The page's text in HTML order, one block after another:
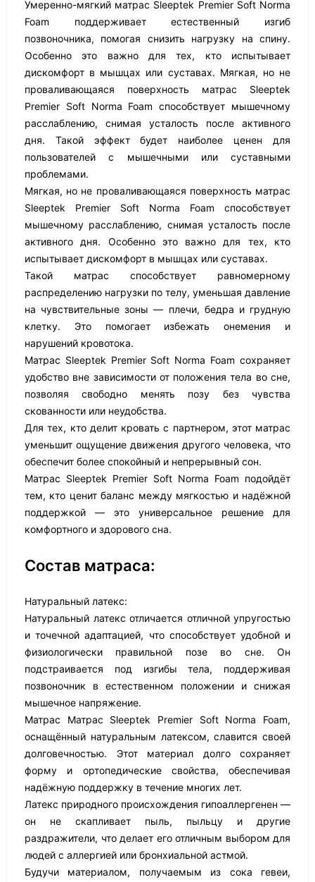
Умеренно-мягкий матрас Sleeptek Premier Soft Norma
Foam поддерживает естественный изгиб
позвоночника, помогая снизить нагрузку на спину.
Особенно это важно для тех, кто испытывает
дискомфорт в мышцах или суставах. Мягкая, но не
проваливающаяся поверхность матрас Sleeptek
Premier Soft Norma Foam способствует мышечному
расслаблению, снимая усталость после активного
дня. Такой эффект будет наиболее ценен для
пользователей с мышечными или суставными
проблемами.
Мягкая, но не проваливающаяся поверхность матрас
Sleeptek Premier Soft Norma Foam способствует
мышечному расслаблению, снимая усталость после
активного дня. Особенно это важно для тех, кто
испытывает дискомфорт в мышцах или суставах.
Такой матрас способствует равномерному
распределению нагрузки по телу, уменьшая давление
на чувствительные зоны — плечи, бедра и грудную
клетку. Это помогает избежать онемения и
нарушений кровотока.
Матрас Sleeptek Premier Soft Norma Foam сохраняет
удобство вне зависимости от положения тела во сне,
позволяя свободно менять позу без чувства
скованности или неудобства.
Для тех, кто делит кровать с партнером, этот матрас
уменьшит ощущение движения другого человека, что
обеспечит более спокойный и непрерывный сон.
Матрас Sleeptek Premier Soft Norma Foam подойдёт
тем, кто ценит баланс между мягкостью и надёжной
поддержкой — это универсальное решение для
комфортного и здорового сна.
Состав матраса:
Натуральный латекс:
Натуральный латекс отличается отличной упругостью
и точечной адаптацией, что способствует удобной и
физиологически правильной позе во сне. Он
подстраивается под изгибы тела, поддерживая
позвоночник в естественном положении и снижая
мышечное напряжение.
Матрас Матрас Sleeptek Premier Soft Norma Foam,
оснащённый натуральным латексом, славится своей
долговечностью. Этот материал долго сохраняет
форму и ортопедические свойства, обеспечивая
надёжную поддержку в течение многих лет.
Латекс природного происхождения гипоаллергенен —
он не скапливает пыль, пыльцу и другие
раздражители, что делает его отличным выбором для
людей с аллергией или бронхиальной астмой.
Будучи материалом, получаемым из сока гевеи,